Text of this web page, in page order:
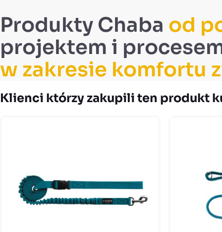
Produkty Chaba od
projektem i
w zakresie komfortu
Klienci którzy zakupili ten produkt